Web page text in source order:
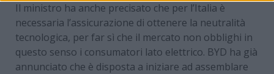
Il ministro ha anche precisato che per l’Italia è
necessaria l’assicurazione di ottenere la neutralità
tecnologica, per far sì che il mercato non obblighi in
questo senso i consumatori lato elettrico. BYD ha già
annunciato che è disposta a iniziare ad assemblare